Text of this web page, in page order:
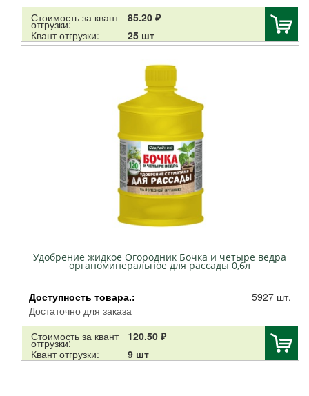
Стоимость за квант
отгрузки:
85.20 ₽
Квант отгрузки:
25 шт
Удобрение жидкое Огородник Бочка и четыре ведра
органоминеральное для рассады 0,6л
Доступность товара.:
Достаточно для заказа
5927 шт.
Стоимость за квант
отгрузки:
120.50 ₽
Квант отгрузки:
9 шт